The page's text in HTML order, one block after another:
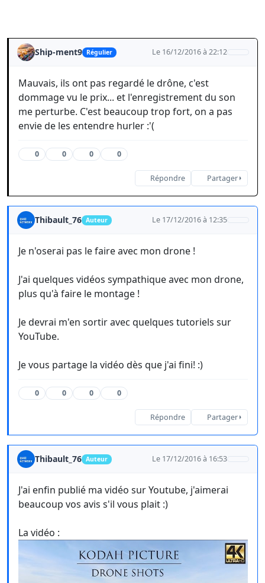
Ship-ment9 Régulier Le 16/12/2016 à 22:12
Mauvais, ils ont pas regardé le drône, c'est
dommage vu le prix... et l'enregistrement du son
me perturbe. C'est beaucoup trop fort, on a pas
envie de les entendre hurler :'(
0 0 0 0
Répondre Partager
Thibault_76 Auteur Le 17/12/2016 à 12:35
Je n'oserai pas le faire avec mon drone !
J'ai quelques vidéos sympathique avec mon drone,
plus qu'à faire le montage !
Je devrai m'en sortir avec quelques tutoriels sur
YouTube.
Je vous partage la vidéo dès que j'ai fini! :)
0 0 0 0
Répondre Partager
Thibault_76 Auteur Le 17/12/2016 à 16:53
J'ai enfin publié ma vidéo sur Youtube, j'aimerai
beaucoup vos avis s'il vous plait :)
La vidéo :